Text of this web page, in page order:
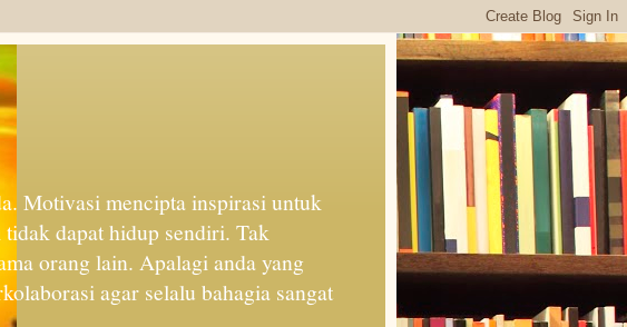
Motivasi mencipta inspirasi untuk
dapat hidup sendiri. Tak
orang lain. Apalagi anda yang
agar selalu bahagia sangat